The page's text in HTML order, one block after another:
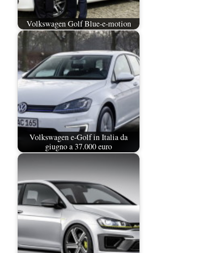
Volkswagen Golf Blue-e-motion
Volkswagen e-Golf in Italia da
giugno a 37.000 euro